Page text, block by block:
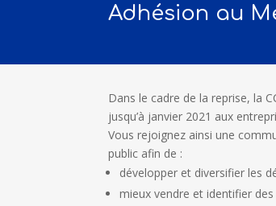
Adhésion au
Dans le cadre de la reprise, la
jusqu’à janvier 2021 aux
Vous rejoignez ainsi une
public afin de :
développer et diversifier les
mieux vendre et identifier